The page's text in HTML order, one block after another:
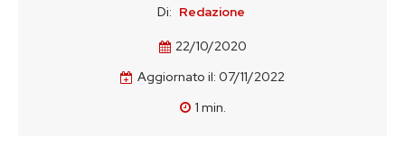
Di: Redazione
22/10/2020
Aggiornato il: 07/11/2022
1 min.